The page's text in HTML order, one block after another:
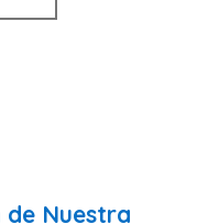
de Nuestra